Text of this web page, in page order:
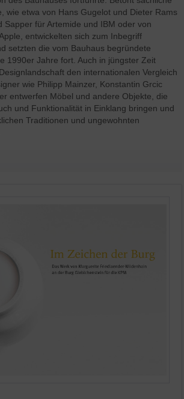
wie etwa von Hans Gugelot und Dieter Rams
Sapper für Artemide und IBM oder von
entwickelten sich zum Inbegriff
setzten die vom Bauhaus begründete
1990er Jahre fort. Auch in jüngster Zeit
den internationalen Vergleich
wie Philipp Mainzer, Konstantin Grcic
entwerfen Möbel und andere Objekte, die
und Funktionalität in Einklang bringen und
Traditionen und ungewohnten